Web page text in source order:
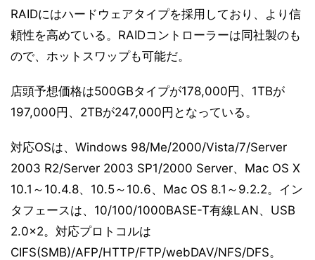
RAIDにはハードウェアタイプを採用しており、より信
頼性を高めている。RAIDコントローラーは同社製のも
ので、ホットスワップも可能だ。
店頭予想価格は500GBタイプが178,000円、1TBが
197,000円、2TBが247,000円となっている。
対応OSは、Windows 98/Me/2000/Vista/7/Server
2003 R2/Server 2003 SP1/2000 Server、Mac OS X
10.1～10.4.8、10.5～10.6、Mac OS 8.1～9.2.2。イン
タフェースは、10/100/1000BASE-T有線LAN、USB
2.0×2。対応プロトコルは
CIFS(SMB)/AFP/HTTP/FTP/webDAV/NFS/DFS。